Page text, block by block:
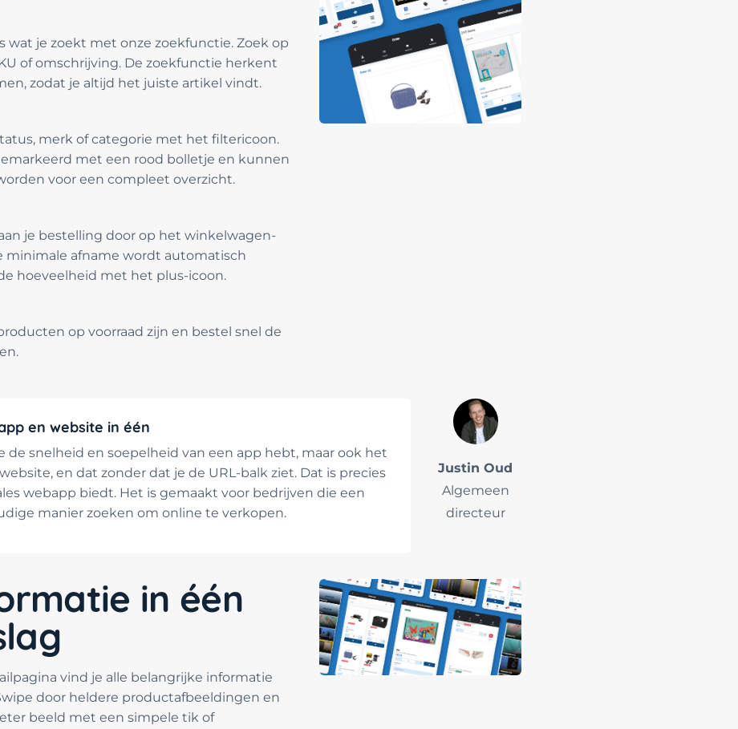
wat je zoekt met onze zoekfunctie. Zoek op
of omschrijving. De zoekfunctie herkent
zodat je altijd het juiste artikel vindt.
merk of categorie met het filtericoon.
met een rood bolletje en kunnen
voor een compleet overzicht.
je bestelling door op het winkelwagen-
minimale afname wordt automatisch
hoeveelheid met het plus-icoon.
op voorraad zijn en bestel snel de
en website in één
de snelheid en soepelheid van een app hebt, maar ook het
en dat zonder dat je de URL-balk ziet. Dat is precies
webapp biedt. Het is gemaakt voor bedrijven die een
manier zoeken om online te verkopen.
Justin Oud
Algemeen
directeur
in één
vind je alle belangrijke informatie
door heldere productafbeeldingen en
beeld met een simpele tik of